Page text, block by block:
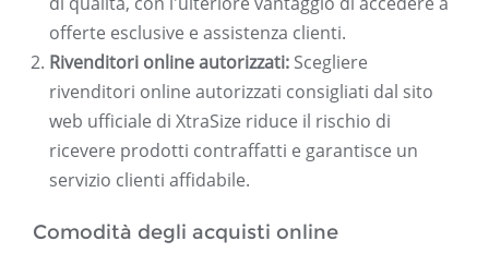
offerte esclusive e assistenza clienti.
Rivenditori online autorizzati: Scegliere
rivenditori online autorizzati consigliati dal sito
web ufficiale di XtraSize riduce il rischio di
ricevere prodotti contraffatti e garantisce un
servizio clienti affidabile.
Comodità degli acquisti online